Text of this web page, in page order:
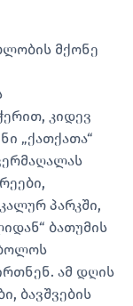
მქონე
კიდევ
„ქათქათა“
პარკში,
ბათუმის
ამ დღის
ბავშვების